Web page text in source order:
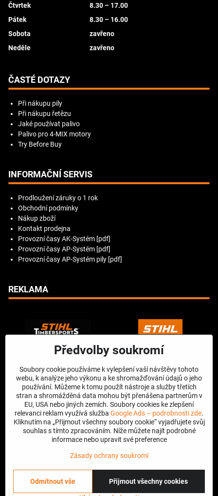
Čtvrtek
8.30 – 17.00
Pátek
8.30 – 16.00
Sobota
zavřeno
Neděle
zavřeno
ČASTÉ DOTAZY
Při nákupu pily
Při nákupu řetězu
Jaké používat palivo
Palivo pro 4-MIX motory
Try Before Buy
INFORMAČNÍ SERVIS
Prodloužení záruky o 1 rok
Obchodní podmínky
Nákup zboží
Kontakt prodejna
Provozní časy AK-Systém [pdf]
Provozní časy AP-Systém [pdf]
Provozní časy AP-Systém pily [pdf]
REKLAMA
©2026CopyrightPředvolby soukromíZásady ochrany soukromí
Předvolby soukromí
Soubory cookie používáme k vylepšení vaší návštěvy tohoto
webu, k analýze jeho výkonu a ke shromažďování údajů o jeho
používání. Můžeme k tomu použít nástroje a služby třetích
stran a shromážděná data mohou být přenášena partnerům v
EU, USA nebo jiných zemích. Soubory cookies ke zlepšení
relevanci reklam využívá služba Google Ads – podrobnosti zde.
Kliknutím na „Přijmout všechny soubory cookie“ vyjadřujete svůj
souhlas s tímto zpracováním. Níže můžete najít podrobné
informace nebo upravit své preference
Zásady ochrany soukromí
Přijmout všechny cookies
Odmítnout vše